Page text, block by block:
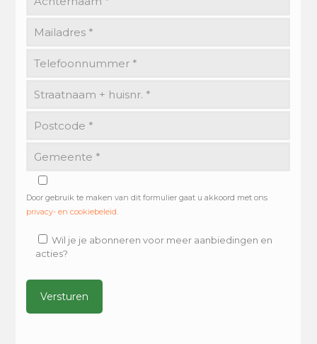
Door gebruik te maken van dit formulier gaat u akkoord met ons
privacy- en cookiebeleid
Wil je je abonneren voor meer aanbiedingen en
acties?